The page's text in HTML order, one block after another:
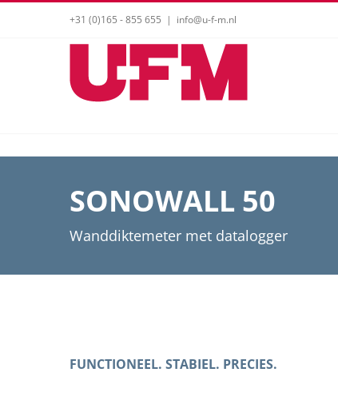
+31 (0)165 - 855 655 | info@u-f-m.nl
SONOWALL 50
Wanddiktemeter met datalogger
FUNCTIONEEL. STABIEL. PRECIES.